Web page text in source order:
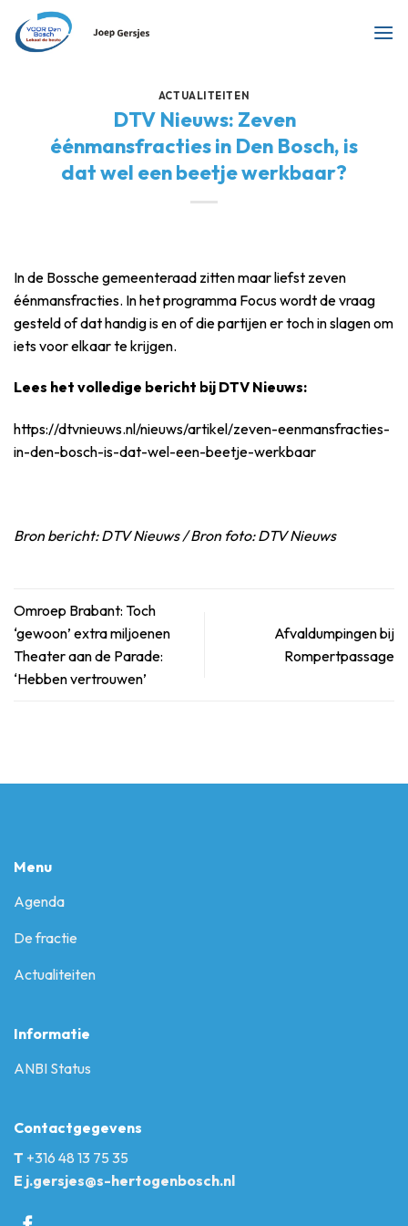
naar
inhoud
ACTUALITEITEN
DTV Nieuws: Zeven
éénmansfracties in Den Bosch, is
dat wel een beetje werkbaar?
In de Bossche gemeenteraad zitten maar liefst zeven
éénmansfracties. In het programma Focus wordt de vraag
gesteld of dat handig is en of die partijen er toch in slagen om
iets voor elkaar te krijgen.
Lees het volledige bericht bij DTV Nieuws:
https://dtvnieuws.nl/nieuws/artikel/zeven-eenmansfracties-
in-den-bosch-is-dat-wel-een-beetje-werkbaar
Bron bericht: DTV Nieuws / Bron foto: DTV Nieuws
Omroep Brabant: Toch
‘gewoon’ extra miljoenen
Theater aan de Parade:
‘Hebben vertrouwen’
Afvaldumpingen bij
Rompertpassage
Menu
Agenda
De fractie
Actualiteiten
Informatie
ANBI Status
Contactgegevens
T +316 48 13 75 35
E j.gersjes@s-hertogenbosch.nl